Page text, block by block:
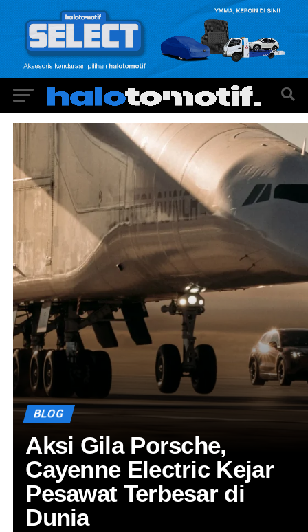
BLOG
Aksi Gila Porsche,
Cayenne Electric Kejar
Pesawat Terbesar di
Dunia